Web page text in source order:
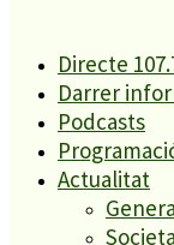
Directe
Darrer
Podcasts
Actualitat
En un
a Bermán a
Bermán es
l’exregidor del